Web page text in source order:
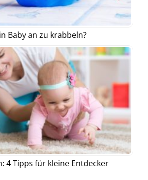
Baby an zu krabbeln?
4 Tipps für kleine Entdecker